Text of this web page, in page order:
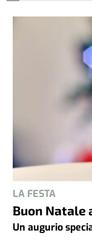
LA FESTA
Buon
Un augurio